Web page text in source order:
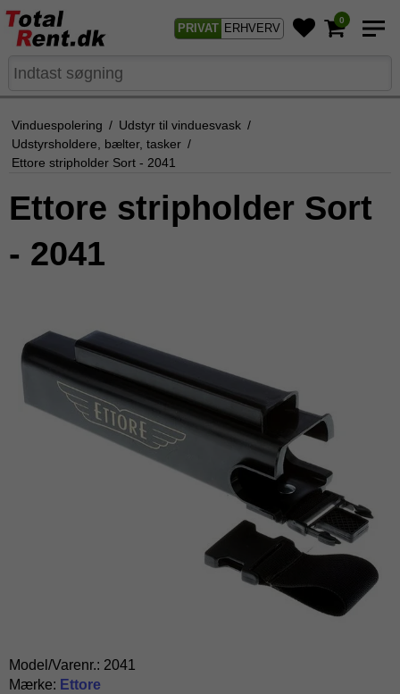
PRIVAT ERHVERV
0
Vinduespolering / Udstyr til vinduesvask /
Udstyrsholdere, bælter, tasker /
Ettore stripholder Sort - 2041
Ettore stripholder Sort
- 2041
Model/Varenr.: 2041
Mærke: Ettore